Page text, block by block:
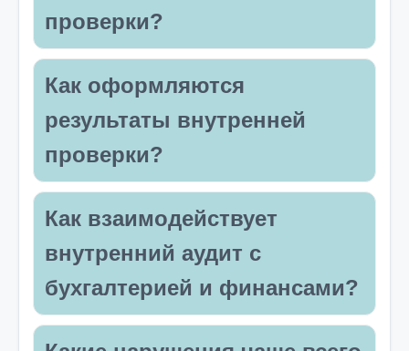
проверки?
Как оформляются
результаты внутренней
проверки?
Как взаимодействует
внутренний аудит с
бухгалтерией и финансами?